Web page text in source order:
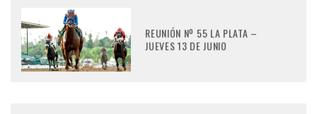
REUNIÓN Nº 55 LA PLATA –
JUEVES 13 DE JUNIO